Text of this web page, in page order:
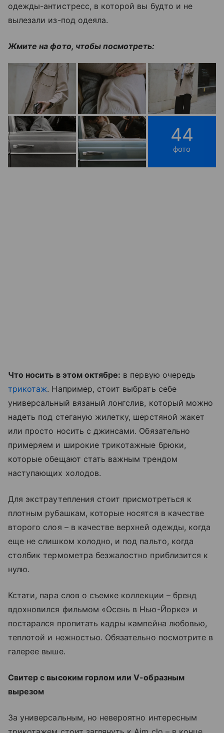
одежды-антистресс, в которой вы будто и не
вылезали из-под одеяла.
Жмите на фото, чтобы посмотреть:
44
фото
Что носить в этом октябре: в первую очередь
трикотаж. Например, стоит выбрать себе
универсальный вязаный лонгслив, который можно
надеть под стеганую жилетку, шерстяной жакет
или просто носить с джинсами. Обязательно
примеряем и широкие трикотажные брюки,
которые обещают стать важным трендом
наступающих холодов.
Для экстраутепления стоит присмотреться к
плотным рубашкам, которые носятся в качестве
второго слоя – в качестве верхней одежды, когда
еще не слишком холодно, и под пальто, когда
столбик термометра безжалостно приблизится к
нулю.
Кстати, пара слов о съемке коллекции – бренд
вдохновился фильмом «Осень в Нью-Йорке» и
постарался пропитать кадры кампейна любовью,
теплотой и нежностью. Обязательно посмотрите в
галерее выше.
Свитер с высоким горлом или V-образным
вырезом
За универсальным, но невероятно интересным